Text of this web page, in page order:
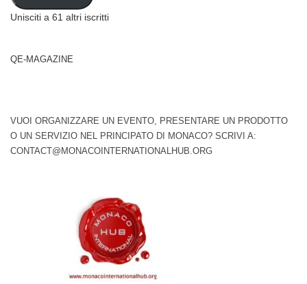
Unisciti a 61 altri iscritti
QE-MAGAZINE
VUOI ORGANIZZARE UN EVENTO, PRESENTARE UN PRODOTTO
O UN SERVIZIO NEL PRINCIPATO DI MONACO? SCRIVI A:
CONTACT@MONACOINTERNATIONALHUB.ORG